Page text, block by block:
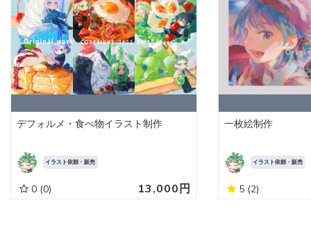
デフォルメ・食べ物イラスト制作
イラスト依頼・販売
0 (0) 13,000円
一枚絵制作
イラスト依頼・販売
5 (2)